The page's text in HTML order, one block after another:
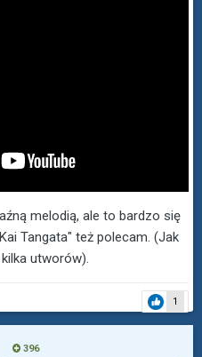
melodią, ale to bardzo się
Tangata" też polecam. (Jak
utworów).
1
396